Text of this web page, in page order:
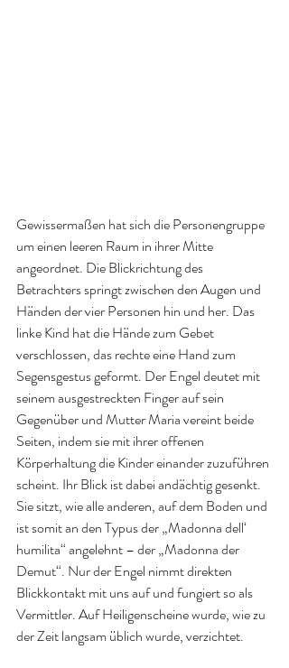
Gewissermaßen hat sich die Personengruppe
um einen leeren Raum in ihrer Mitte
angeordnet. Die Blickrichtung des
Betrachters springt zwischen den Augen und
Händen der vier Personen hin und her. Das
linke Kind hat die Hände zum Gebet
verschlossen, das rechte eine Hand zum
Segensgestus geformt. Der Engel deutet mit
seinem ausgestreckten Finger auf sein
Gegenüber und Mutter Maria vereint beide
Seiten, indem sie mit ihrer offenen
Körperhaltung die Kinder einander zuzuführen
scheint. Ihr Blick ist dabei andächtig gesenkt.
Sie sitzt, wie alle anderen, auf dem Boden und
ist somit an den Typus der „Madonna dell‘
humilita“ angelehnt – der „Madonna der
Demut“. Nur der Engel nimmt direkten
Blickkontakt mit uns auf und fungiert so als
Vermittler. Auf Heiligenscheine wurde, wie zu
der Zeit langsam üblich wurde, verzichtet.